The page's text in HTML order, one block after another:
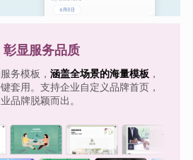
显服务品质
务模板， 涵盖全场景的海量模板 ，
套用。支持企业自定义品牌首页，
品牌脱颖而出。